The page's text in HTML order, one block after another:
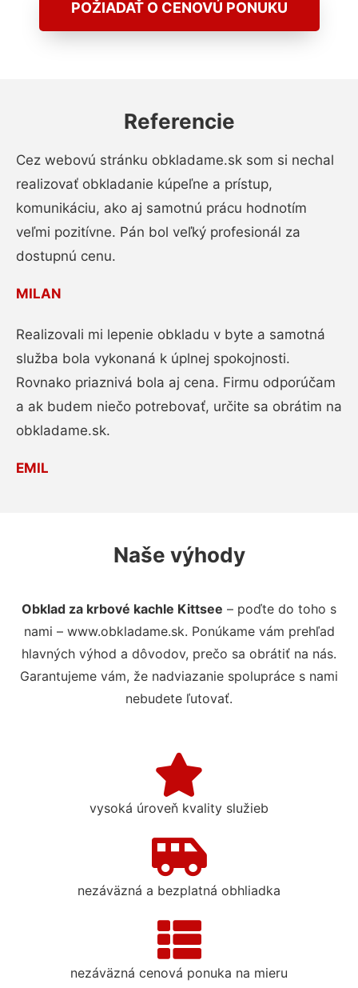
POŽIADAŤ O CENOVÚ PONUKU
Referencie
Cez webovú stránku obkladame.sk som si nechal
realizovať obkladanie kúpeľne a prístup,
komunikáciu, ako aj samotnú prácu hodnotím
veľmi pozitívne. Pán bol veľký profesionál za
dostupnú cenu.
MILAN
Realizovali mi lepenie obkladu v byte a samotná
služba bola vykonaná k úplnej spokojnosti.
Rovnako priaznivá bola aj cena. Firmu odporúčam
a ak budem niečo potrebovať, určite sa obrátim na
obkladame.sk.
EMIL
Naše výhody
Obklad za krbové kachle Kittsee – poďte do toho s
nami – www.obkladame.sk. Ponúkame vám prehľad
hlavných výhod a dôvodov, prečo sa obrátiť na nás.
Garantujeme vám, že nadviazanie spolupráce s nami
nebudete ľutovať.
vysoká úroveň kvality služieb
nezáväzná a bezplatná obhliadka
nezáväzná cenová ponuka na mieru